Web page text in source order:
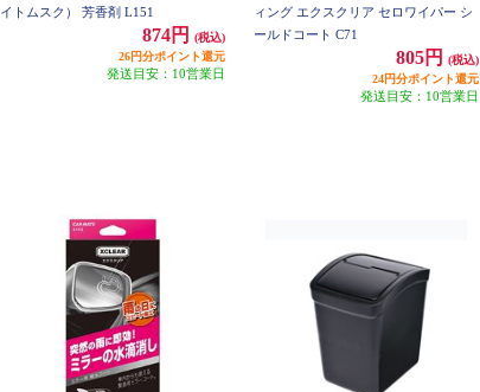
イトムスク） 芳香剤 L151
874円
(税込)
26円分ポイント還元
発送目安：10営業日
ィング エクスクリア セロワイパー シ
ールドコート C71
805円
(税込)
24円分ポイント還元
発送目安：10営業日